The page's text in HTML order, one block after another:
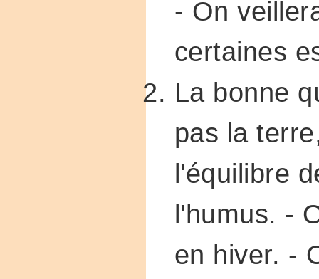
- On
certaines
La bonne
pas la
l'équilibre
l'humus. -
en hiver. -